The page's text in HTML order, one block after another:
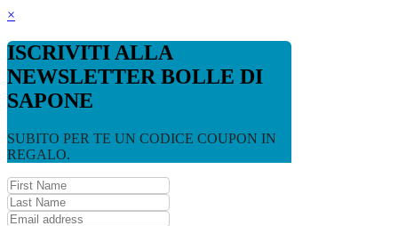
×
ISCRIVITI ALLA
NEWSLETTER BOLLE DI
SAPONE
SUBITO PER TE UN CODICE COUPON IN
REGALO.